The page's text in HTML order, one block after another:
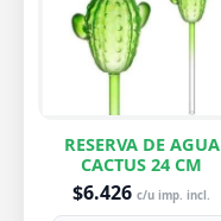
RESERVA DE AGUA
CACTUS 24 CM
$6.426 c/u imp. incl.